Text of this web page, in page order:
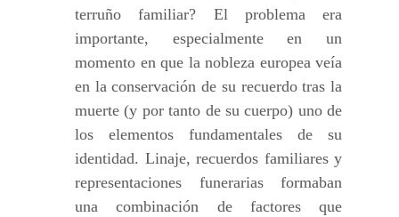
terruño familiar? El problema era
importante, especialmente en un
momento en que la nobleza europea veía
en la conservación de su recuerdo tras la
muerte (y por tanto de su cuerpo) uno de
los elementos fundamentales de su
identidad. Linaje, recuerdos familiares y
representaciones funerarias formaban
una combinación de factores que